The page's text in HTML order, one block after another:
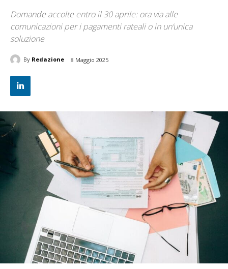
Domande accolte entro il 30 aprile: ora via alle
comunicazioni per i pagamenti rateali o in un’unica
soluzione
By Redazione 8 Maggio 2025